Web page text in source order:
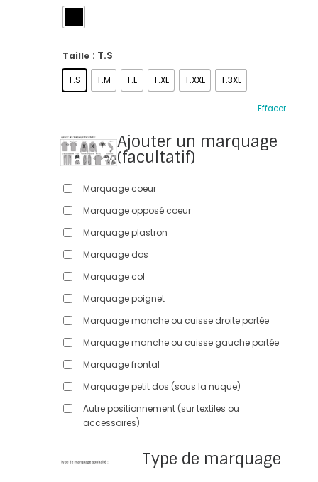
Taille : T.S
T.S T.M T.L T.XL T.XXL T.3XL
Effacer
Ajouter un marquage
(facultatif)
Marquage coeur
Marquage opposé coeur
Marquage plastron
Marquage dos
Marquage col
Marquage poignet
Marquage manche ou cuisse droite portée
Marquage manche ou cuisse gauche portée
Marquage frontal
Marquage petit dos (sous la nuque)
Autre positionnement (sur textiles ou
accessoires)
Type de marquage